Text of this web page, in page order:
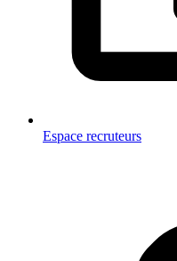
Espace recruteurs